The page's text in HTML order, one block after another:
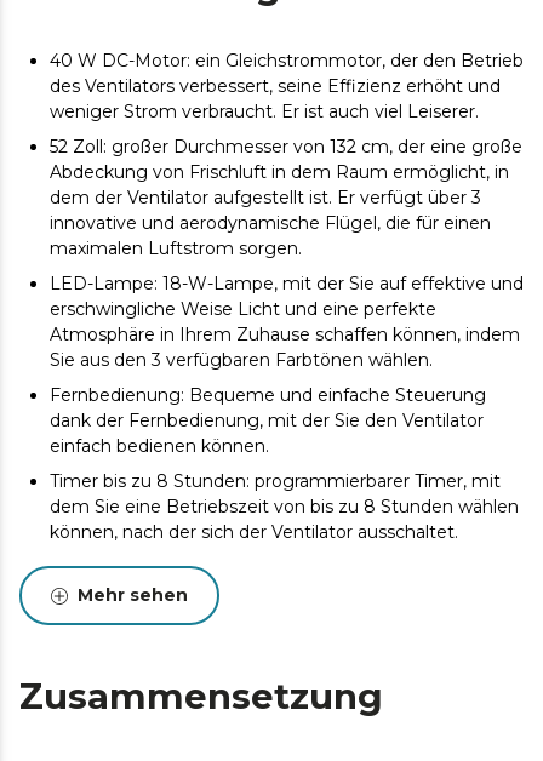
40 W DC-Motor: ein Gleichstrommotor, der den Betrieb
des Ventilators verbessert, seine Effizienz erhöht und
weniger Strom verbraucht. Er ist auch viel Leiserer.
52 Zoll: großer Durchmesser von 132 cm, der eine große
Abdeckung von Frischluft in dem Raum ermöglicht, in
dem der Ventilator aufgestellt ist. Er verfügt über 3
innovative und aerodynamische Flügel, die für einen
maximalen Luftstrom sorgen.
LED-Lampe: 18-W-Lampe, mit der Sie auf effektive und
erschwingliche Weise Licht und eine perfekte
Atmosphäre in Ihrem Zuhause schaffen können, indem
Sie aus den 3 verfügbaren Farbtönen wählen.
Fernbedienung: Bequeme und einfache Steuerung
dank der Fernbedienung, mit der Sie den Ventilator
einfach bedienen können.
Timer bis zu 8 Stunden: programmierbarer Timer, mit
dem Sie eine Betriebszeit von bis zu 8 Stunden wählen
können, nach der sich der Ventilator ausschaltet.
6 Geschwindigkeiten: Wählen Sie zwischen den 6
Betriebsgeschwindigkeiten und passen Sie die
Intensität des Luftstroms an Ihre Bedürfnisse an.
ausgestattet. In eine Richtung drehend, können Sie im
Mehr sehen
Zusammensetzung